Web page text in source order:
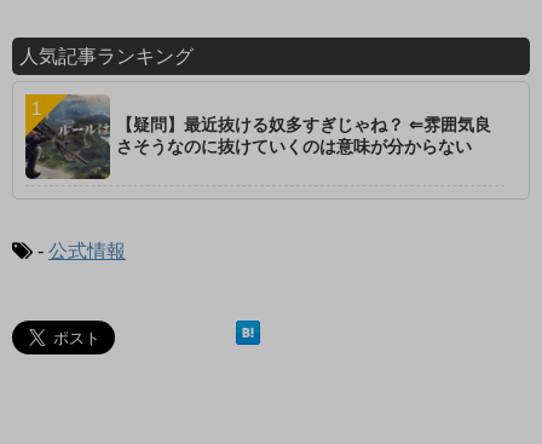
人気記事ランキング
【疑問】最近抜ける奴多すぎじゃね？ ⇐雰囲気良
さそうなのに抜けていくのは意味が分からない
- 公式情報